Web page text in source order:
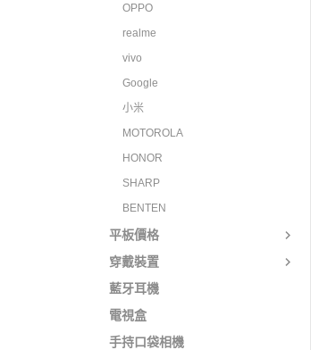
OPPO
realme
vivo
Google
小米
MOTOROLA
HONOR
SHARP
BENTEN
平板價格
穿戴裝置
藍牙耳機
電視盒
手持口袋相機